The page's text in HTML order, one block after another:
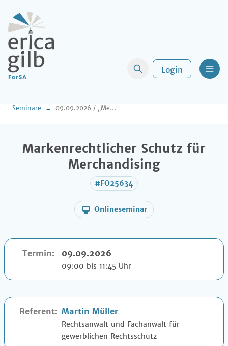
Login
Seminare 09.09.2026 / „Mer losse der Dom in Kölle …“
Markenrechtlicher Schutz für
Merchandising
#FO25634
Onlineseminar
Termin: 09.09.2026
09:00 bis 11:45 Uhr
Referent: Martin Müller
Rechtsanwalt und Fachanwalt für
gewerblichen Rechtsschutz